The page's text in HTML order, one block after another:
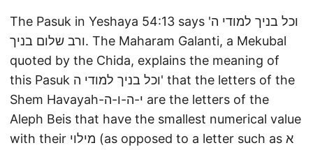
The Pasuk in Yeshaya 54:13 says וכל בניך למודי ה'
ורב שלום בניך. The Maharam Galanti, a Mekubal
quoted by the Chida, explains the meaning of
this Pasuk וכל בניך למודי ה' that the letters of the
Shem Havayah-י-ה-ו-ה are the letters of the
Aleph Beis that have the smallest numerical value
with their מילוי (as opposed to a letter such as א